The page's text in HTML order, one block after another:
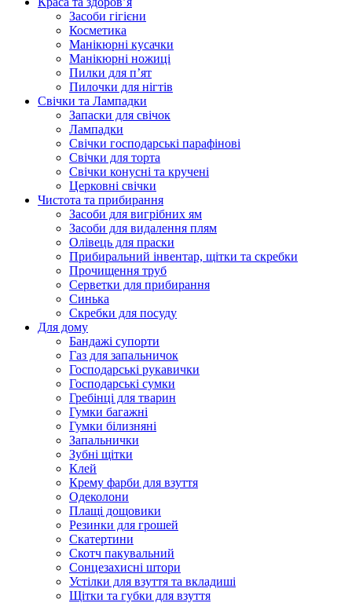
Засоби гігієни
Косметика
Манікюрні кусачки
Манікюрні ножиці
Пилки для п’ят
Пилочки для нігтів
Свічки та Лампадки
Запаски для свічок
Лампадки
Свічки господарські парафінові
Свічки для торта
Свічки конусні та кручені
Церковні свічки
Чистота та прибирання
Засоби для вигрібних ям
Засоби для видалення плям
Олівець для праски
Прибиральний інвентар, щітки та скребки
Прочищення труб
Серветки для прибирання
Синька
Скребки для посуду
Для дому
Бандажі супорти
Газ для запальничок
Господарські рукавички
Господарські сумки
Гребінці для тварин
Гумки багажні
Гумки білизняні
Запальнички
Зубні щітки
Клей
Крему фарби для взуття
Одеколони
Плащі дощовики
Резинки для грошей
Скатертини
Скотч пакувальний
Сонцезахисні штори
Устілки для взуття та вкладиші
Щітки та губки для взуття